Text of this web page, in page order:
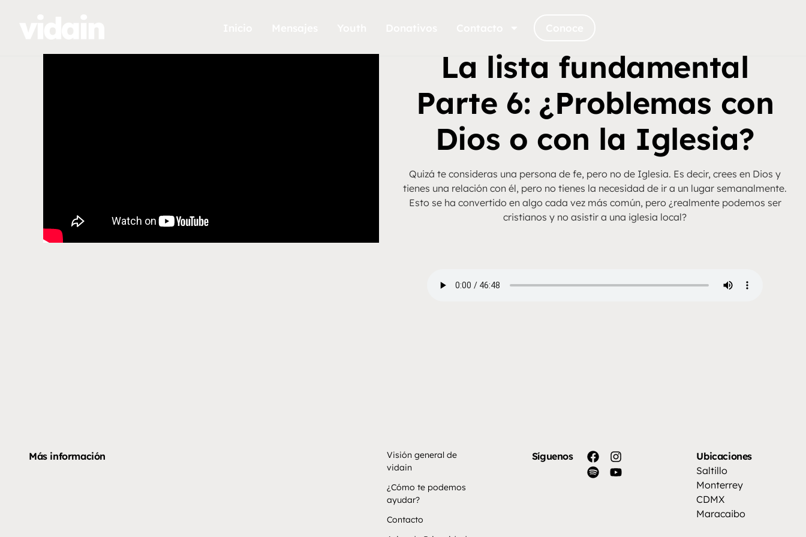
La lista fundamental
Parte 6: ¿Problemas con
Dios o con la Iglesia?
Quizá te consideras una persona de fe, pero no de Iglesia. Es decir, crees en Dios y
tienes una relación con él, pero no tienes la necesidad de ir a un lugar semanalmente.
Esto se ha convertido en algo cada vez más común, pero ¿realmente podemos ser
cristianos y no asistir a una iglesia local?
Más información
Visión general de
vidain
¿Cómo te podemos
ayudar?
Contacto
Síguenos
Ubicaciones
Saltillo
Monterrey
CDMX
Maracaibo